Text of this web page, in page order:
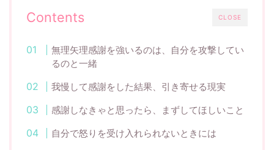
CLOSE
Contents
無理矢理感謝を強いるのは、自分を攻撃してい
るのと一緒
我慢して感謝をした結果、引き寄せる現実
感謝しなきゃと思ったら、まずしてほしいこと
自分で怒りを受け入れられないときには